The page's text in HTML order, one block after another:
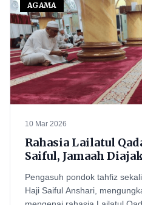
AGAMA
10 Mar 2026
Rahasia Lailatul
Saiful, Jamaah
Pengasuh pondok tahfiz
Haji Saiful Anshari,